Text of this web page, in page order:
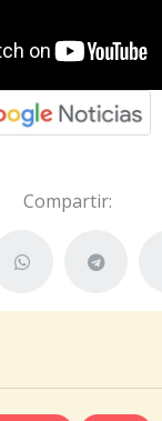
Compartir: